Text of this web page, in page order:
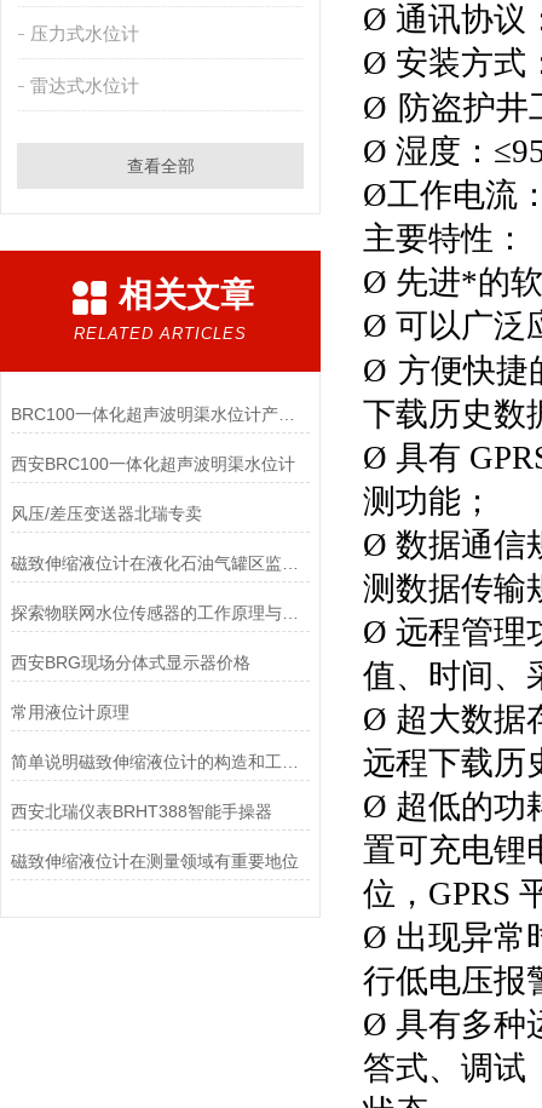
压力式水位计
雷达式水位计
查看全部
相关文章
RELATED ARTICLES
BRC100一体化超声波明渠水位计产品价格
​西安BRC100一体化超声波明渠水位计
风压/差压变送器北瑞专卖
探索物联网水位传感器的工作原理与应用场景
西安BRG现场分体式显示器价格
常用液位计原理
西安北瑞仪表BRHT388智能手操器
磁致伸缩液位计在测量领域有重要地位
Ø 通讯协议
Ø 安装方式
Ø 防盗护
Ø 湿度：
Ø工作电流
主要特性：
Ø 先进*的
Ø 可以广泛
Ø 方便快捷
下载历史数
Ø 具有
测功能；
Ø 数据通信
测数据传输
Ø 远程管理
值、时间、
Ø 超大数据
远程下载历
Ø 超低的功
置可充电锂
位， GPRS
Ø 出现异常
行低电压报
Ø 具有多种
答式、调试